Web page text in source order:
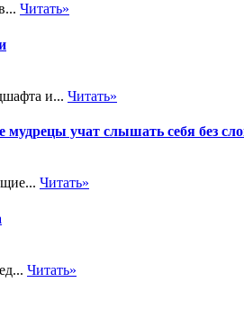
Читать»
и... Читать»
учат слышать себя без
Читать»
Читать»